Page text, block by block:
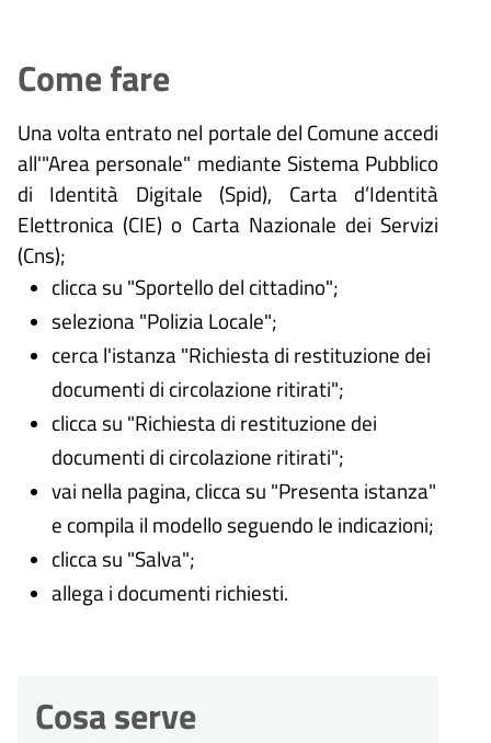
Come fare
Una volta entrato nel portale del Comune accedi
all'"Area personale" mediante Sistema Pubblico
di Identità Digitale (Spid), Carta d’Identità
Elettronica (CIE) o Carta Nazionale dei Servizi
(Cns);
clicca su "Sportello del cittadino";
seleziona "Polizia Locale";
cerca l'istanza "Richiesta di restituzione dei
documenti di circolazione ritirati";
clicca su "Richiesta di restituzione dei
documenti di circolazione ritirati";
vai nella pagina, clicca su "Presenta istanza"
e compila il modello seguendo le indicazioni;
clicca su "Salva";
allega i documenti richiesti.
Cosa serve